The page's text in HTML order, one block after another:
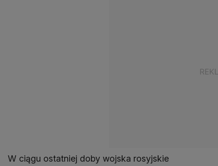
W ciągu ostatniej doby wojska rosyjskie